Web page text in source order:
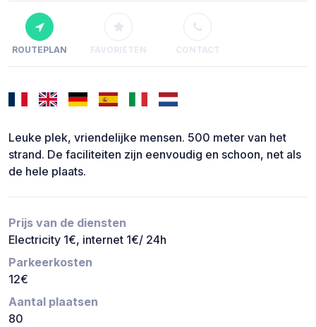
ROUTEPLAN FAVORIETEN CONTACT
Leuke plek, vriendelijke mensen. 500 meter van het
strand. De faciliteiten zijn eenvoudig en schoon, net als
de hele plaats.
Prijs van de diensten
Electricity 1€, internet 1€/ 24h
Parkeerkosten
12€
Aantal plaatsen
80